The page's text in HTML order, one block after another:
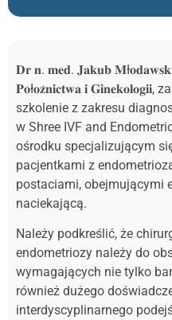
𝐃𝐫 𝐧. 𝐦𝐞𝐝. 𝐉𝐚𝐤𝐮𝐛 𝐌ł𝐨𝐝𝐚𝐰𝐬𝐤𝐢,
𝐏𝐨ł𝐨𝐳̇𝐧𝐢𝐜𝐭𝐰𝐚 𝐢
szkolenie z zakresu
w Shree IVF and
ośrodku specjalizującym
pacjentkami z
postaciami, obejmującymi
naciekającą.
Należy podkreślić, że
endometriozy należy do
wymagających nie tylko
również dużego
interdyscyplinarnego